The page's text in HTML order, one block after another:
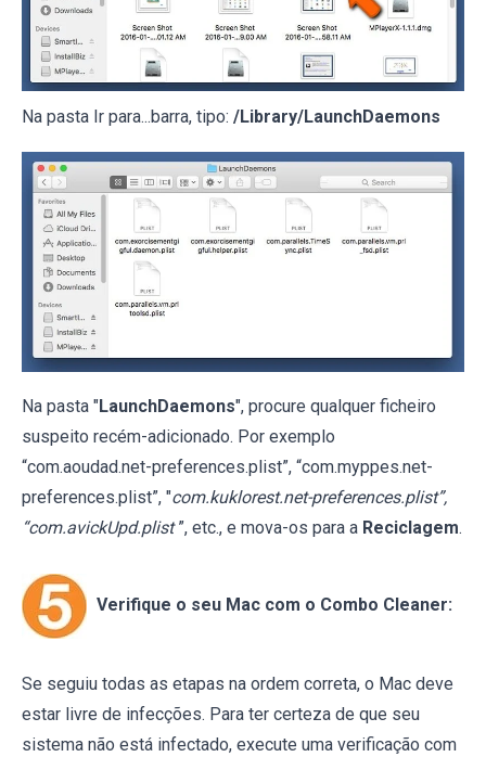
Na pasta Ir para...barra, tipo: /Library/LaunchDaemons
Na pasta "LaunchDaemons", procure qualquer ficheiro
suspeito recém-adicionado. Por exemplo
“com.aoudad.net-preferences.plist”, “com.myppes.net-
preferences.plist”, "com.kuklorest.net-preferences.plist”,
“com.avickUpd.plist ”, etc., e mova-os para a Reciclagem.
Verifique o seu Mac com o Combo Cleaner:
Se seguiu todas as etapas na ordem correta, o Mac deve
estar livre de infecções. Para ter certeza de que seu
sistema não está infectado, execute uma verificação com